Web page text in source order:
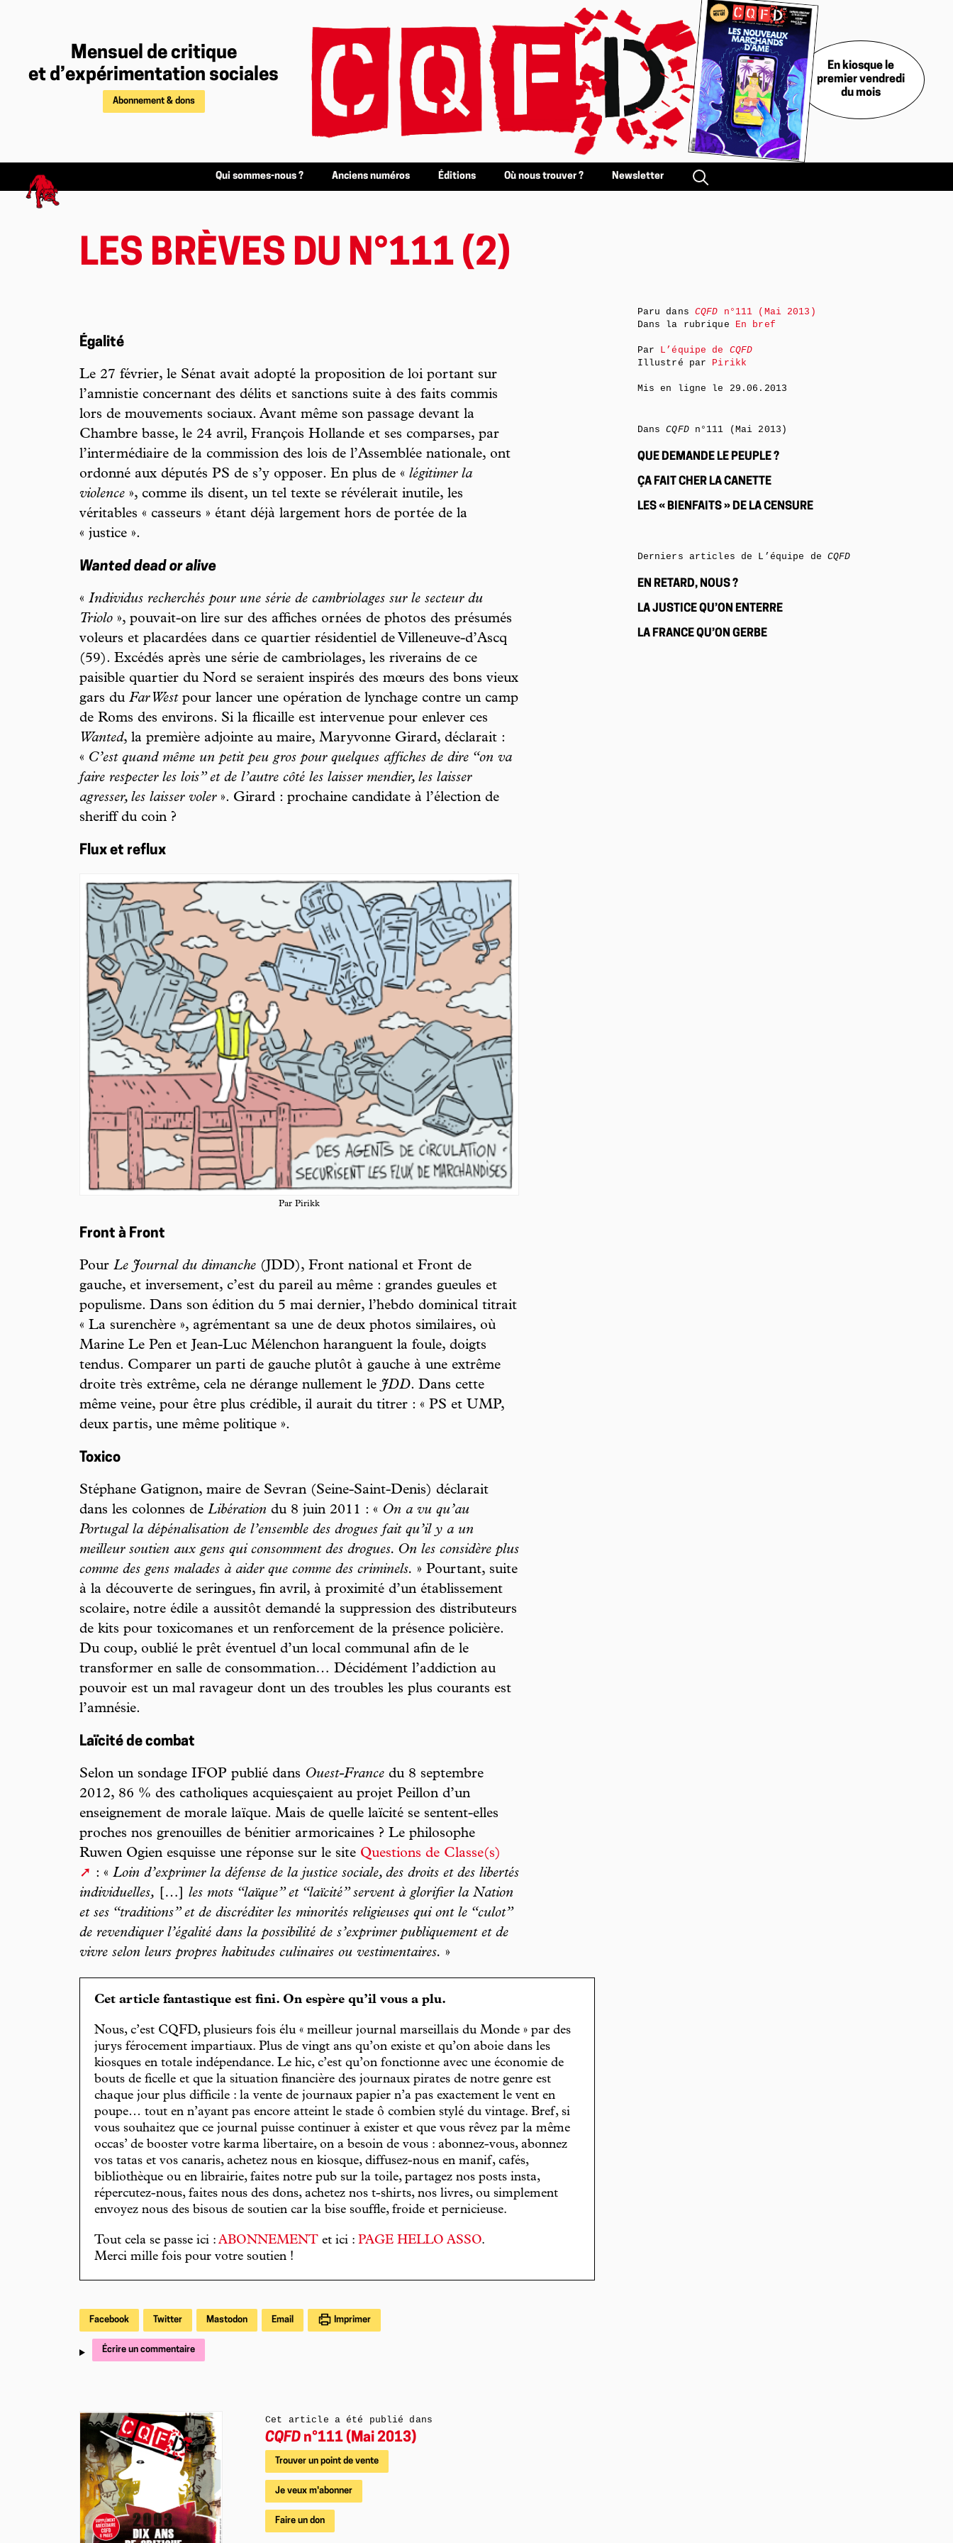
Mensuel de critique
et d’expérimentation sociales
Abonnement & dons
En kiosque le
premier vendredi
du mois
Qui sommes-nous ? Anciens numéros Éditions Où nous trouver ? Newsletter
LES BRÈVES DU N°111 (2)
Égalité
Le 27 février, le Sénat avait adopté la proposition de loi portant sur
l’amnistie concernant des délits et sanctions suite à des faits commis
lors de mouvements sociaux. Avant même son passage devant la
Chambre basse, le 24 avril, François Hollande et ses comparses, par
l’intermédiaire de la commission des lois de l’Assemblée nationale, ont
ordonné aux députés PS de s’y opposer. En plus de « légitimer la
violence », comme ils disent, un tel texte se révélerait inutile, les
véritables « casseurs » étant déjà largement hors de portée de la
« justice ».
Wanted dead or alive
« Individus recherchés pour une série de cambriolages sur le secteur du
Triolo », pouvait-on lire sur des affiches ornées de photos des présumés
voleurs et placardées dans ce quartier résidentiel de Villeneuve-d’Ascq
(59). Excédés après une série de cambriolages, les riverains de ce
paisible quartier du Nord se seraient inspirés des mœurs des bons vieux
gars du Far Westpour lancer une opération de lynchage contre un camp
de Roms des environs. Si la flicaille est intervenue pour enlever ces
Wanted, la première adjointe au maire, Maryvonne Girard, déclarait :
« C’est quand même un petit peu gros pour quelques affiches de dire “on va
faire respecter les lois” et de l’autre côté les laisser mendier, les laisser
agresser, les laisser voler». Girard : prochaine candidate à l’élection de
sheriff du coin ?
Flux et reflux
Par Pirikk
Front à Front
Pour Le Journal du dimanche (JDD), Front national et Front de
gauche, et inversement, c’est du pareil au même : grandes gueules et
populisme. Dans son édition du 5 mai dernier, l’hebdo dominical titrait
« La surenchère », agrémentant sa une de deux photos similaires, où
Marine Le Pen et Jean-Luc Mélenchon haranguent la foule, doigts
tendus. Comparer un parti de gauche plutôt à gauche à une extrême
droite très extrême, cela ne dérange nullement le JDD. Dans cette
même veine, pour être plus crédible, il aurait du titrer : « PS et UMP,
deux partis, une même politique ».
Toxico
Stéphane Gatignon, maire de Sevran (Seine-Saint-Denis) déclarait
dans les colonnes de Libération du 8 juin 2011 : « On a vu qu’au
Portugal la dépénalisation de l’ensemble des drogues fait qu’il y a un
meilleur soutien aux gens qui consomment des drogues. On les considère plus
comme des gens malades à aider que comme des criminels. » Pourtant, suite
à la découverte de seringues, fin avril, à proximité d’un établissement
scolaire, notre édile a aussitôt demandé la suppression des distributeurs
de kits pour toxicomanes et un renforcement de la présence policière.
Du coup, oublié le prêt éventuel d’un local communal afin de le
transformer en salle de consommation… Décidément l’addiction au
pouvoir est un mal ravageur dont un des troubles les plus courants est
l’amnésie.
Laïcité de combat
Selon un sondage IFOP publié dans Ouest-France du 8 septembre
2012, 86 % des catholiques acquiesçaient au projet Peillon d’un
enseignement de morale laïque. Mais de quelle laïcité se sentent-elles
proches nos grenouilles de bénitier armoricaines ? Le philosophe
Ruwen Ogien esquisse une réponse sur le site Questions de Classe(s)
: « Loin d’exprimer la défense de la justice sociale, des droits et des libertés
individuelles, […] les mots “laïque” et “laïcité” servent à glorifier la Nation
et ses “traditions” et de discréditer les minorités religieuses qui ont le “culot”
de revendiquer l’égalité dans la possibilité de s’exprimer publiquement et de
vivre selon leurs propres habitudes culinaires ou vestimentaires. »
Cet article fantastique est fini. On espère qu’il vous a plu.
Nous, c’est CQFD, plusieurs fois élu « meilleur journal marseillais du Monde » par des
jurys férocement impartiaux. Plus de vingt ans qu’on existe et qu’on aboie dans les
kiosques en totale indépendance. Le hic, c’est qu’on fonctionne avec une économie de
bouts de ficelle et que la situation financière des journaux pirates de notre genre est
chaque jour plus difficile : la vente de journaux papier n’a pas exactement le vent en
poupe… tout en n’ayant pas encore atteint le stade ô combien stylé du vintage. Bref, si
vous souhaitez que ce journal puisse continuer à exister et que vous rêvez par la même
occas’ de booster votre karma libertaire, on a besoin de vous : abonnez-vous, abonnez
vos tatas et vos canaris, achetez nous en kiosque, diffusez-nous en manif, cafés,
bibliothèque ou en librairie, faites notre pub sur la toile, partagez nos posts insta,
répercutez-nous, faites nous des dons, achetez nos t-shirts, nos livres, ou simplement
envoyez nous des bisous de soutien car la bise souffle, froide et pernicieuse.
Tout cela se passe ici : ABONNEMENT et ici : PAGE HELLO ASSO.
Merci mille fois pour votre soutien !
Facebook Twitter Mastodon Email Imprimer
Écrire un commentaire
Cet article a été publié dans
CQFD n°111 (Mai 2013)
Trouver un point de vente
Je veux m'abonner
Faire un don
Paru dans CQFD n°111 (Mai 2013)
Dans la rubrique En bref
Par L’équipe de CQFD
Illustré par Pirikk
Mis en ligne le 29.06.2013
DansCQFDn°111 (Mai 2013)
QUE DEMANDE LE PEUPLE ?
ÇA FAIT CHER LA CANETTE
LES « BIENFAITS » DE LA CENSURE
Derniers articles de L’équipe de CQFD
EN RETARD, NOUS ?
LA JUSTICE QU’ON ENTERRE
LA FRANCE QU’ON GERBE